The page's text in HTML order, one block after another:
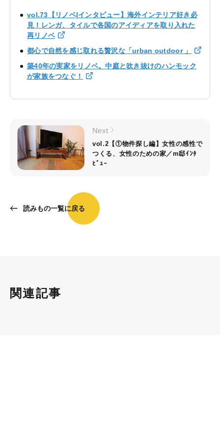
vol.73【リノベ|インタビュー】海外インテリア好き必
見！レンガ、タイルで各国のアイディアを取り入れた
再リノベ
都心で自然を感じ取れる贅沢な「urban outdoor 」
築40年の実家をリノベ。中庭と吹き抜けのハンモック
が家族をつなぐ！
読みもの一覧に戻る
Next
vol.2【①物件探し編】女性の感性で
つくる、女性のための家／m邸ｲﾝﾀ
ﾋﾞｭｰ
関連記事